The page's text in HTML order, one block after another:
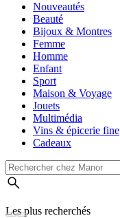
Nouveautés
Beauté
Bijoux & Montres
Femme
Homme
Enfant
Sport
Maison & Voyage
Jouets
Multimédia
Vins & épicerie fine
Cadeaux
Les plus recherchés